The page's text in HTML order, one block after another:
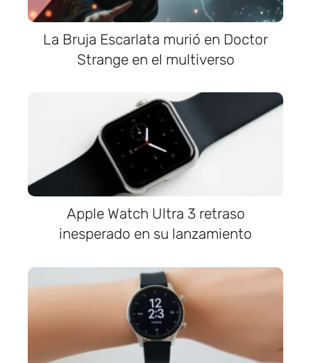
La Bruja Escarlata murió en Doctor
Strange en el multiverso
Apple Watch Ultra 3 retraso
inesperado en su lanzamiento